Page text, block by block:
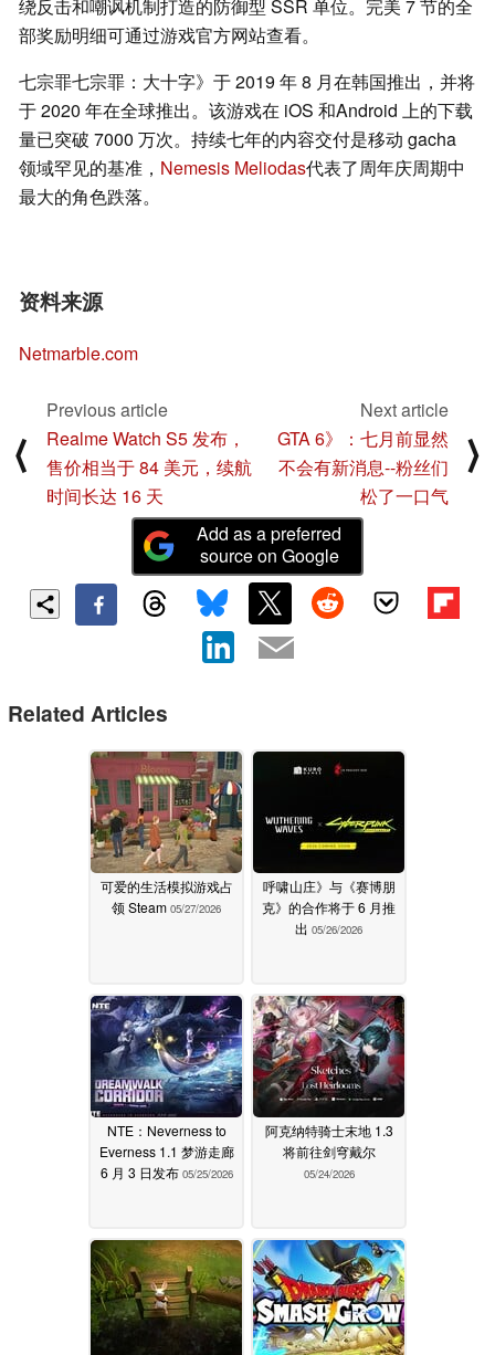
绕反击和嘲讽机制打造的防御型 SSR 单位。完美 7 节的全
部奖励明细可通过游戏官方网站查看。
七宗罪七宗罪：大十字》于 2019 年 8 月在韩国推出，并将
于 2020 年在全球推出。该游戏在 iOS 和Android 上的下载
量已突破 7000 万次。持续七年的内容交付是移动 gacha
领域罕见的基准， Nemesis Meliodas代表了周年庆周期中
最大的角色跌落。
资料来源
Netmarble.com
⟨
Previous article
Realme Watch S5 发布，
售价相当于 84 美元，续航
时间长达 16 天
Next article
GTA 6》：七月前显然
不会有新消息--粉丝们
松了一口气
⟩
Add as a preferred
source on Google
Related Articles
可爱的生活模拟游戏占
领 Steam 05/27/2026
呼啸山庄》与《赛博朋
克》的合作将于 6 月推
出 05/26/2026
NTE：Neverness to
Everness 1.1 梦游走廊
6 月 3 日发布 05/25/2026
阿克纳特骑士末地 1.3
将前往剑穹戴尔
05/24/2026